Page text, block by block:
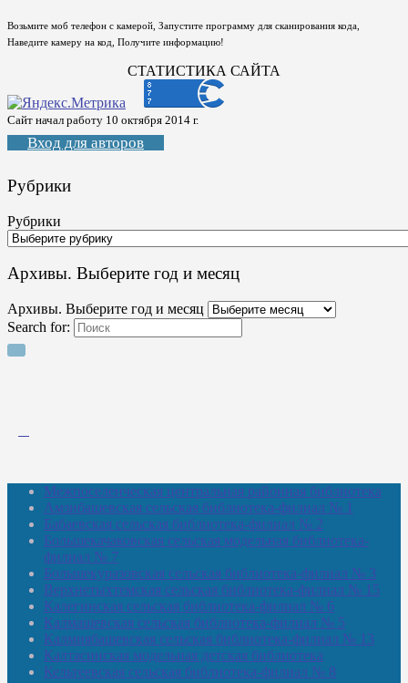
Возьмите моб телефон с камерой, Запустите программу для сканирования кода,
Наведите камеру на код, Получите информацию!
СТАТИСТИКА САЙТА
Сайт начал работу 10 октября 2014 г.
Вход для авторов
Рубрики
Рубрики
Архивы. Выберите год и месяц
Архивы. Выберите год и месяц
Search for:
Межпоселенческая центральная районная библиотека
Амзибашевская сельская библиотека-филиал № 1
Бабаевская сельская библиотека-филиал № 2
Большекачаковская сельская модельная библиотека-
филиал № 7
Большекуразовская сельская библиотека-филиал № 3
Верхнетыхтемская сельская библиотека-филиал № 15
Калегинская сельская библиотека-филиал № 6
Калмашевская сельская библиотека-филиал № 5
Калмиябашевская сельская библиотека-филиал № 13
Калтасинская модельная детская библиотека
Кельтеевская сельская библиотека-филиал № 8